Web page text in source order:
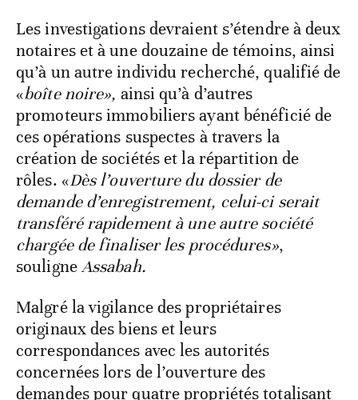
Les investigations devraient s’étendre à deux
notaires et à une douzaine de témoins, ainsi
qu’à un autre individu recherché, qualifié de
«boîte noire», ainsi qu’à d’autres
promoteurs immobiliers ayant bénéficié de
ces opérations suspectes à travers la
création de sociétés et la répartition de
rôles. «Dès l’ouverture du dossier de
demande d’enregistrement, celui-ci serait
transféré rapidement à une autre société
chargée de finaliser les procédures»,
souligneAssabah.
Malgré la vigilance des propriétaires
originaux des biens et leurs
correspondances avec les autorités
concernées lors de l’ouverture des
demandes pour quatre propriétés totalisant